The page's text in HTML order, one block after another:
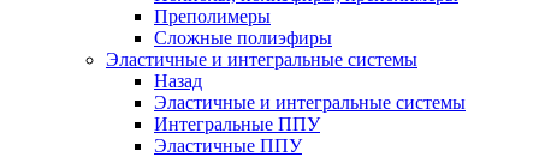
Преполимеры
Сложные полиэфиры
Эластичные и интегральные системы
Назад
Эластичные и интегральные системы
Интегральные ППУ
Эластичные ППУ